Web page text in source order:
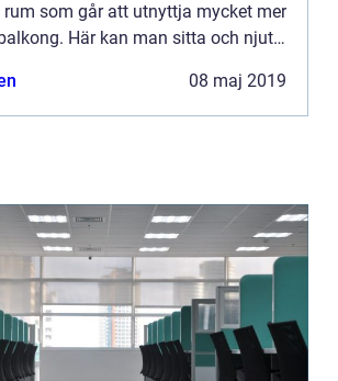
rum som går att utnyttja mycket mer
Här kan man sitta och njuta
08 maj 2019